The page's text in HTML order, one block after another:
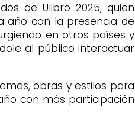
de Ulibro 2025, quien
año con la presencia de
en otros países y
al público interactuar
obras y estilos para
con más participación